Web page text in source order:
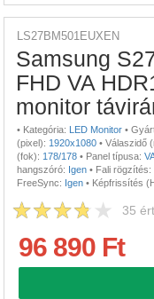
LS27BM501EUXEN
Samsung
FHD VA
monitor
• Kategória: LED Monitor •
(pixel): 1920x1080 • Válaszidő
(fok): 178/178 • Panel típusa: VA
hangszóró: Igen • Fali rögzítés:
FreeSync: Igen • Képfrissítés
35
96 890 Ft